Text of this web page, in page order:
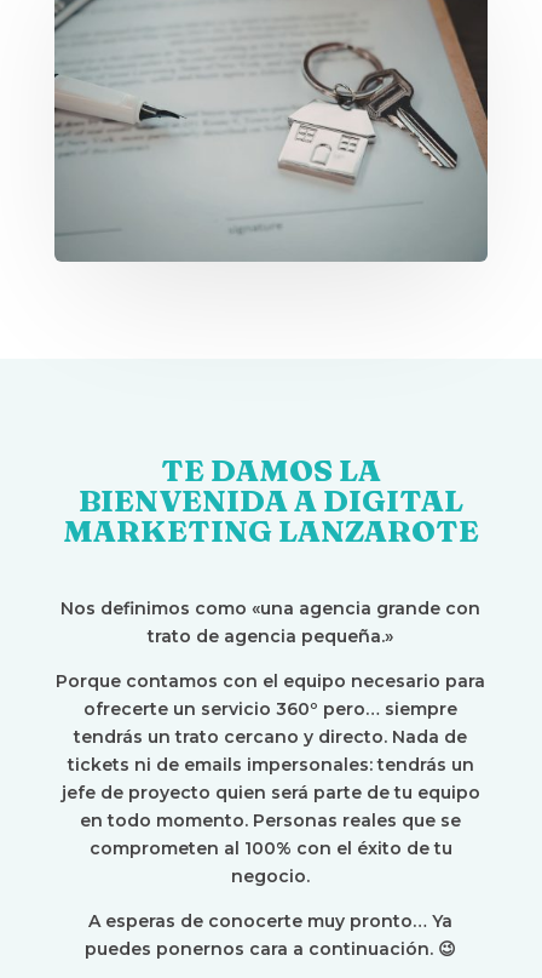
TE DAMOS LA
BIENVENIDA A DIGITAL
MARKETING LANZAROTE
Nos definimos como «una agencia grande con
trato de agencia pequeña.»
Porque contamos con el equipo necesario para
ofrecerte un servicio 360º pero… siempre
tendrás un trato cercano y directo. Nada de
tickets ni de emails impersonales: tendrás un
jefe de proyecto quien será parte de tu equipo
en todo momento. Personas reales que se
comprometen al 100% con el éxito de tu
negocio.
A esperas de conocerte muy pronto… Ya
puedes ponernos cara a continuación. 😉